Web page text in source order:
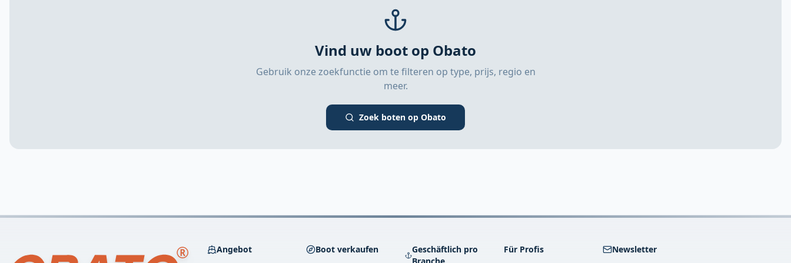
Vind uw boot op Obato
Gebruik onze zoekfunctie om te filteren op type, prijs, regio en
meer.
Zoek boten op Obato
Angebot
Boot verkaufen
Geschäftlich pro
Branche
Für Profis
Newsletter